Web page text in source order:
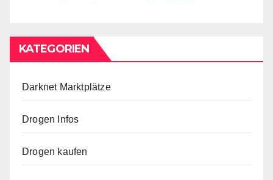
KATEGORIEN
Darknet Marktplätze
Drogen Infos
Drogen kaufen